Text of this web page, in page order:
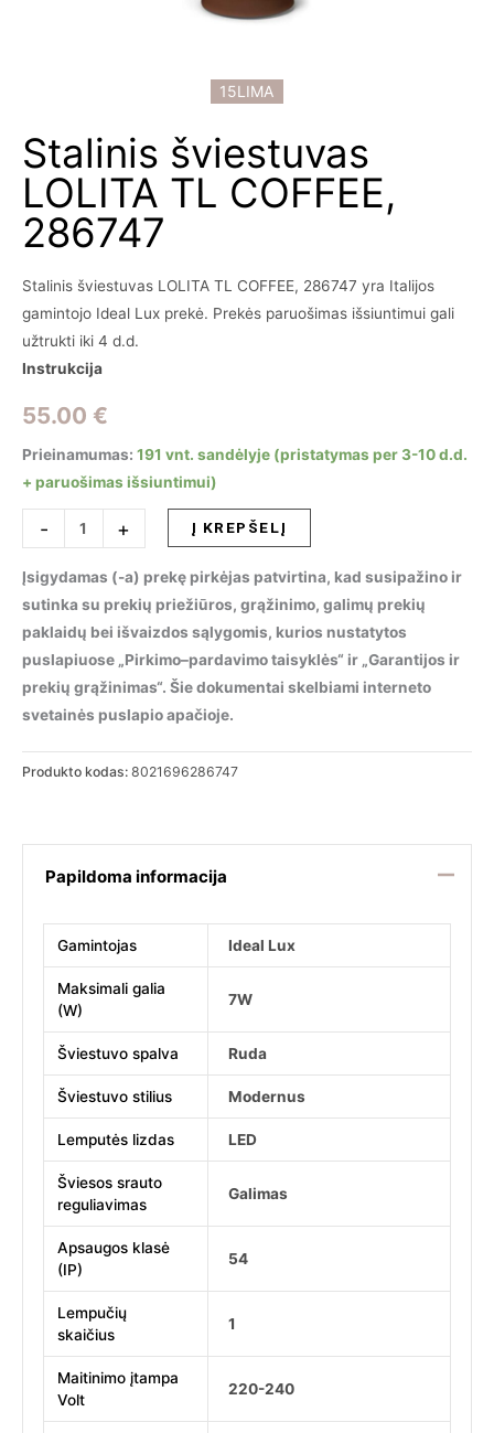
15LIMA
Stalinis šviestuvas
LOLITA TL COFFEE,
286747
Stalinis šviestuvas LOLITA TL COFFEE, 286747 yra Italijos
gamintojo Ideal Lux prekė. Prekės paruošimas išsiuntimui gali
užtrukti iki 4 d.d.
Instrukcija
55.00 €
Prieinamumas: 191 vnt. sandėlyje (pristatymas per 3-10 d.d.
+ paruošimas išsiuntimui)
-
produkto
kiekis:
Stalinis
šviestuvas
LOLITA
TL
COFFEE,
286747
+ Į KREPŠELĮ
Įsigydamas (-a) prekę pirkėjas patvirtina, kad susipažino ir
sutinka su prekių priežiūros, grąžinimo, galimų prekių
paklaidų bei išvaizdos sąlygomis, kurios nustatytos
puslapiuose „Pirkimo–pardavimo taisyklės“ ir „Garantijos ir
prekių grąžinimas“. Šie dokumentai skelbiami interneto
svetainės puslapio apačioje.
Produkto kodas: 8021696286747
Papildoma informacija
Gamintojas Ideal Lux
Maksimali galia
(W)
7W
Šviestuvo spalva Ruda
Šviestuvo stilius Modernus
Lemputės lizdas LED
Šviesos srauto
reguliavimas
Galimas
Apsaugos klasė
(IP)
54
Lempučių
skaičius
1
Maitinimo įtampa
Volt
220-240